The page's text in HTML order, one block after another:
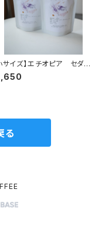
サイズ】エチオピア セダ
120ｇ 中浅煎り
る